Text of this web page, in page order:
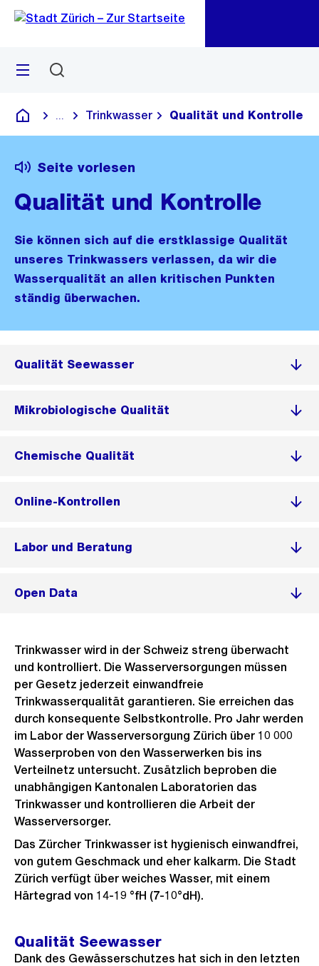
Navigation
Sprunglink
Menü
Deutsch
Blende alle Breadcrumbs ein
Trinkwasser Qualität und Kontrolle
Seite vorlesen
Qualität und Kontrolle
Sie können sich auf die erstklassige Qualität
unseres Trinkwassers verlassen, da wir die
Wasserqualität an allen kritischen Punkten
ständig überwachen.
Qualität Seewasser
Mikrobiologische Qualität
Chemische Qualität
Online-Kontrollen
Labor und Beratung
Open Data
Trinkwasser wird in der Schweiz streng überwacht
und kontrolliert. Die Wasserversorgungen müssen
per Gesetz jederzeit einwandfreie
Trinkwasserqualität garantieren. Sie erreichen das
durch konsequente Selbstkontrolle. Pro Jahr werden
im Labor der Wasserversorgung Zürich über 10 000
Wasserproben von den Wasserwerken bis ins
Verteilnetz untersucht. Zusätzlich beproben die
unabhängigen Kantonalen Laboratorien das
Trinkwasser und kontrollieren die Arbeit der
Wasserversorger.
Das Zürcher Trinkwasser ist hygienisch einwandfrei,
von gutem Geschmack und eher kalkarm. Die Stadt
Zürich verfügt über weiches Wasser, mit einem
Härtegrad von 14-19 °fH (7-10°dH).
Qualität Seewasser
Dank des Gewässerschutzes hat sich in den letzten